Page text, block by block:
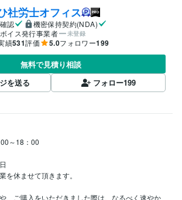
社労士オフィス
認
機密保持契約(NDA)
イス発行事業者
未登録
績531評価 5.0フォロワー199
無料で見積り相談
を送る
フォロー199
～18：00
を休ませて頂きます。
、ご購入をいただきました際は、なるべく速やか